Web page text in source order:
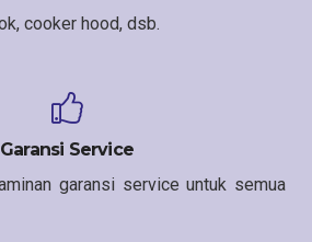
cooker hood, dsb.
Garansi Service
garansi service untuk semua